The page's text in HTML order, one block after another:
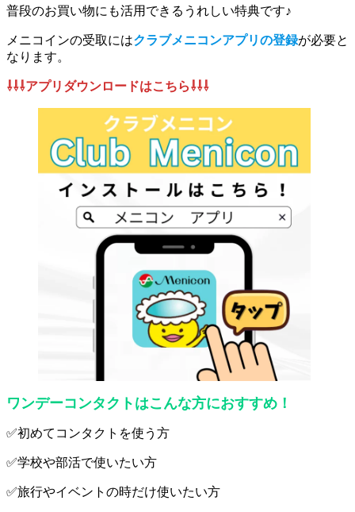
普段のお買い物にも活用できるうれしい特典です♪
メニコインの受取にはクラブメニコンアプリの登録が必要と
なります。
⇩⇩⇩アプリダウンロードはこちら⇩⇩⇩
ワンデーコンタクトはこんな方におすすめ！
✅初めてコンタクトを使う方
✅学校や部活で使いたい方
✅旅行やイベントの時だけ使いたい方